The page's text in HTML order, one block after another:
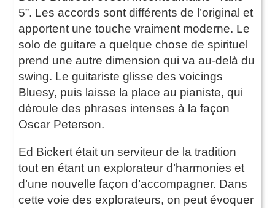
5”. Les accords sont différents de l’original et
apportent une touche vraiment moderne. Le
solo de guitare a quelque chose de spirituel
prend une autre dimension qui va au-delà du
swing. Le guitariste glisse des voicings
Bluesy, puis laisse la place au pianiste, qui
déroule des phrases intenses à la façon
Oscar Peterson.
Ed Bickert était un serviteur de la tradition
tout en étant un explorateur d’harmonies et
d’une nouvelle façon d’accompagner. Dans
cette voie des explorateurs, on peut évoquer